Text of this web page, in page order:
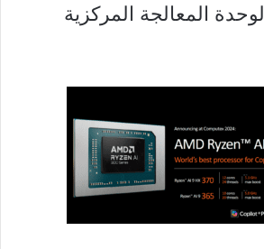
وشرائح Zen 5 لوحدة المعالجة المركزية